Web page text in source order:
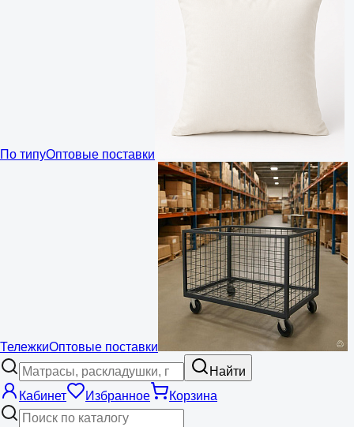
По типуОптовые поставки
ТележкиОптовые поставки
Найти
Кабинет
Избранное Корзина